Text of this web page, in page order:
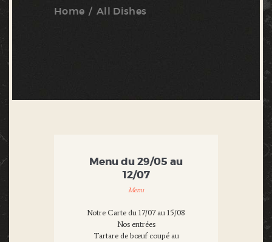
Home All Dishes
Menu du 29/05 au
12/07
Menu
Notre Carte du 17/07 au 15/08
Nos entrées
Tartare de bœuf coupé au